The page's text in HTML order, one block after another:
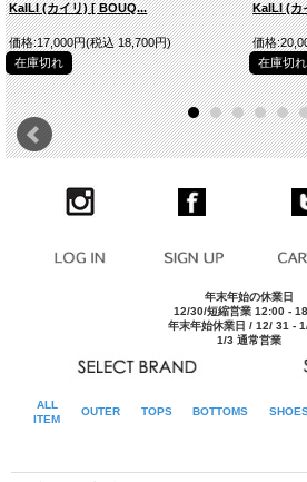
[MOD.NAVY Shoulder Bag
左[ MOD.NAVY Shoulder Bag M ] (INK
KaILI (カイリ) [ BOUQ...
価格:17,000円(税込 18,700円)
在庫切れ
KaILI (カ
価格
在庫切れ
年末年始の休業日
12/30/短縮営業 12:00 -
年末年始休業日 / 12/ 31 -
1/3 通常営業
ALL
ITEM
OUTER TOPS BOTTOMS